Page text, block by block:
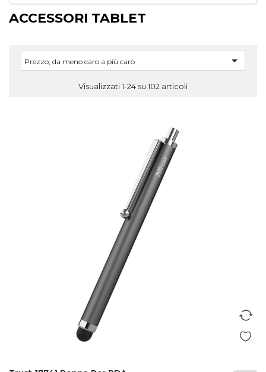
ACCESSORI TABLET
Prezzo, da meno caro a più caro 
Visualizzati 1-24 su 102 articoli